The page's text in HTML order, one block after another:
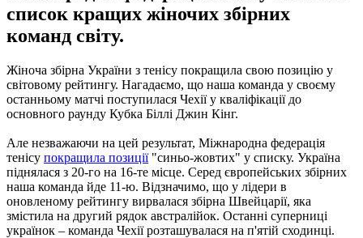
список кращих жіночих збірних
команд світу.
Жіноча збірна України з тенісу покращила свою позицію у
світовому рейтингу. Нагадаємо, що наша команда у своєму
останньому матчі поступилася Чехії у кваліфікації до
основного раунду Кубка Біллі Джин Кінг.
Але незважаючи на цей результат, Міжнародна федерація
тенісу покращила позиції"синьо-жовтих" у списку. Україна
піднялася з 20-го на 16-те місце. Серед європейських збірних
наша команда йде 11-ю. Відзначимо, що у лідери в
оновленому рейтингу вирвалася збірна Швейцарії, яка
змістила на другий рядок австралійок. Останні суперниці
українок – команда Чехії розташувалася на п'ятій сходинці.